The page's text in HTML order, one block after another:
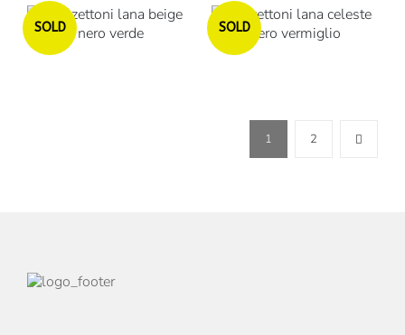
Esaurito
SOLD
Esaurito
SOLD
1 2